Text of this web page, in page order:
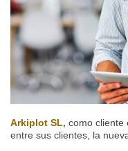
Arkiplot SL, como cliente
entre sus clientes, la